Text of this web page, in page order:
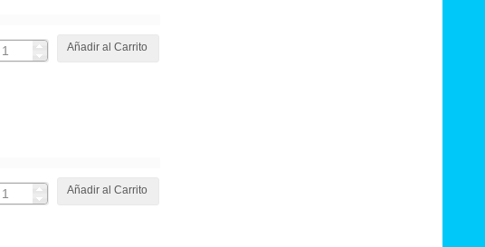
Añadir al Carrito
Añadir al Carrito